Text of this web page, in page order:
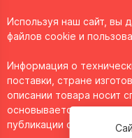
Используя наш сайт, вы
файлов cookie и
Информация о
поставки, стране
описании товара носит
основывается на
публикации сведениях.